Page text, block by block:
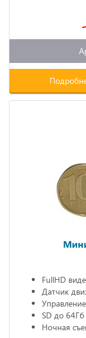
FullHD
Датчик
SD до 64Гб
Ночная